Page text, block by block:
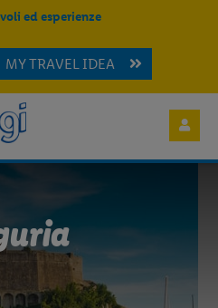
ed esperienze
MY TRAVEL IDEA